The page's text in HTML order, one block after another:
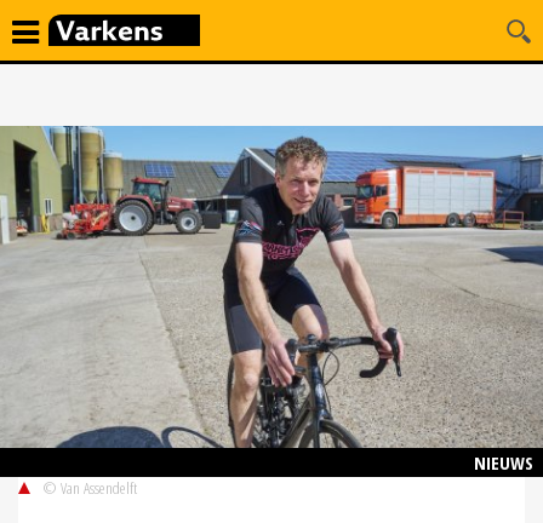
NIEUWS
© Van Assendelft